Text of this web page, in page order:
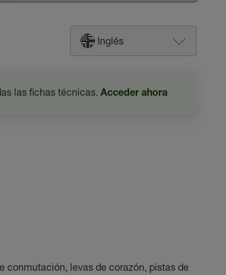
Inglés
las fichas técnicas. Acceder ahora
conmutación, levas de corazón, pistas de